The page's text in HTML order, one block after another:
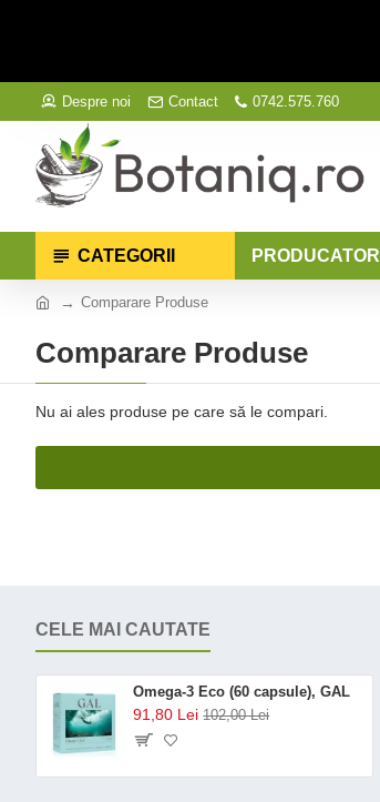
Despre noi Contact 0742.575.760
CATEGORII PRODUCATORI
Comparare Produse
Comparare Produse
Nu ai ales produse pe care să le compari.
CELE MAI CAUTATE
Omega-3 Eco (60 capsule), GAL
91,80 Lei 102,00 Lei